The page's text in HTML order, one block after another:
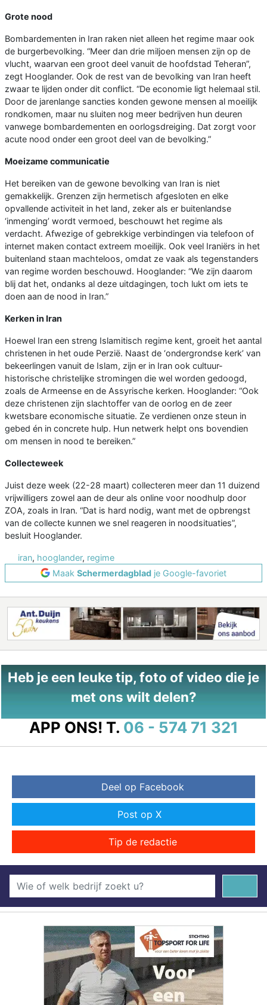
Grote nood
Bombardementen in Iran raken niet alleen het regime maar ook
de burgerbevolking. “Meer dan drie miljoen mensen zijn op de
vlucht, waarvan een groot deel vanuit de hoofdstad Teheran”,
zegt Hooglander. Ook de rest van de bevolking van Iran heeft
zwaar te lijden onder dit conflict. “De economie ligt helemaal stil.
Door de jarenlange sancties konden gewone mensen al moeilijk
rondkomen, maar nu sluiten nog meer bedrijven hun deuren
vanwege bombardementen en oorlogsdreiging. Dat zorgt voor
acute nood onder een groot deel van de bevolking.”
Moeizame communicatie
Het bereiken van de gewone bevolking van Iran is niet
gemakkelijk. Grenzen zijn hermetisch afgesloten en elke
opvallende activiteit in het land, zeker als er buitenlandse
‘inmenging’ wordt vermoed, beschouwt het regime als
verdacht. Afwezige of gebrekkige verbindingen via telefoon of
internet maken contact extreem moeilijk. Ook veel Iraniërs in het
buitenland staan machteloos, omdat ze vaak als tegenstanders
van regime worden beschouwd. Hooglander: “We zijn daarom
blij dat het, ondanks al deze uitdagingen, toch lukt om iets te
doen aan de nood in Iran.”
Kerken in Iran
Hoewel Iran een streng Islamitisch regime kent, groeit het aantal
christenen in het oude Perzië. Naast de ‘ondergrondse kerk’ van
bekeerlingen vanuit de Islam, zijn er in Iran ook cultuur-
historische christelijke stromingen die wel worden gedoogd,
zoals de Armeense en de Assyrische kerken. Hooglander: “Ook
deze christenen zijn slachtoffer van de oorlog en de zeer
kwetsbare economische situatie. Ze verdienen onze steun in
gebed én in concrete hulp. Hun netwerk helpt ons bovendien
om mensen in nood te bereiken.”
Collecteweek
Juist deze week (22-28 maart) collecteren meer dan 11 duizend
vrijwilligers zowel aan de deur als online voor noodhulp door
ZOA, zoals in Iran. “Dat is hard nodig, want met de opbrengst
van de collecte kunnen we snel reageren in noodsituaties”,
besluit Hooglander.
iran, hooglander, regime
Maak Schermerdagblad je Google-favoriet
Heb je een leuke tip, foto of video die je
met ons wilt delen?
APP ONS! T. 06 - 574 71 321
Deel op Facebook
Post op X
Tip de redactie